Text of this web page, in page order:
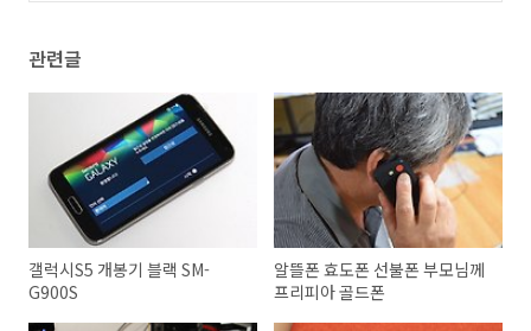
관련글
갤럭시S5 개봉기 블랙 SM-
G900S
알뜰폰 효도폰 선불폰 부모님께
프리피아 골드폰